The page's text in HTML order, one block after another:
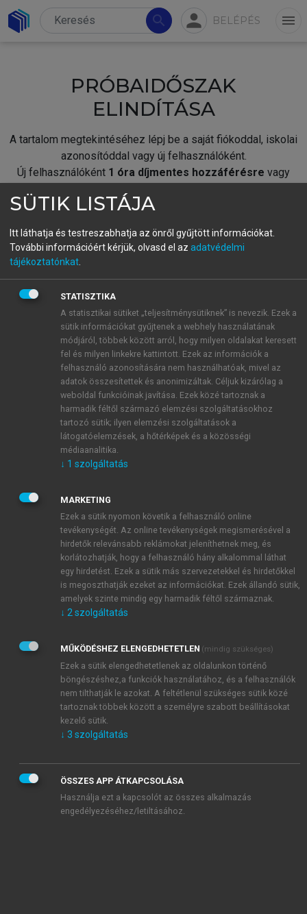
search person BELÉPÉS menu
PRÓBAIDŐSZAK
ELINDÍTÁSA
A tartalom megtekintéséhez lépj be a saját fiókoddal, iskolai
azonosítóddal vagy új felhasználóként.
Új felhasználóként 1 óra díjmentes hozzáférésre vagy
fiókoddal,vagy hozz létre új fiókot.
A regisztráció után apróbaidőszakautomatikusan
BELÉPÉS SAJÁT FIÓKKAL
ÚJ FIÓK LÉTREHOZÁSA
1 óra díjmentes hozzáférés
E-MAIL-CÍM
JELSZÓ
JELSZÓ ÚJRA
Kérek értesítést a MeRSZ újdonságairól, akcióiról.
Kérek értesítést az Akadémiai Kiadó Zrt. újdonságairól,
Adatkezelési tájékoztatóbanfoglaltakat tudomásul
veszem és elfogadom.
Általános vásárlási feltételeket, valamint a szotar.netés a
mersz.huoldalak licencszerződéseiben foglaltakat
tudomásul veszem és elfogadom.
KIPRÓBÁLOM
SÜTIK LISTÁJA
Itt láthatja és testreszabhatja az önről gyűjtött információkat.
További információért kérjük, olvasd el az adatvédelmi
tájékoztatónkat
STATISZTIKA
A statisztikai sütiket „teljesítménysütiknek” is nevezik. Ezek a
sütik információkat gyűjtenek a webhely használatának
módjáról, többek között arról, hogy milyen oldalakat keresett
fel és milyen linkekre kattintott. Ezek az információk a
felhasználó azonosítására nem használhatóak, mivel az
adatok összesítettek és anonimizáltak. Céljuk kizárólag a
weboldal funkcióinak javítása. Ezek közé tartoznak a
harmadik féltől származó elemzési szolgáltatásokhoz
tartozó sütik; ilyen elemzési szolgáltatások a
látogatóelemzések, a hőtérképek és a közösségi
médiaanalitika.
↓ 1 szolgáltatás
MARKETING
Ezek a sütik nyomon követik a felhasználó online
tevékenységét. Az online tevékenységek megismerésével a
hirdetők relevánsabb reklámokat jeleníthetnek meg, és
korlátozhatják, hogy a felhasználó hány alkalommal láthat
egy hirdetést. Ezek a sütik más szervezetekkel és hirdetőkkel
is megoszthatják ezeket az információkat. Ezek állandó sütik,
amelyek szinte mindig egy harmadik féltől származnak.
↓ 2 szolgáltatás
MŰKÖDÉSHEZ ELENGEDHETETLEN (mindig szükséges)
Ezek a sütik elengedhetetlenek az oldalunkon történő
böngészéshez,a funkciók használatához, és a felhasználók
nem tilthatják le azokat. A feltétlenül szükséges sütik közé
tartoznak többek között a személyre szabott beállításokat
kezelő sütik.
↓ 3 szolgáltatás
ÖSSZES APP ÁTKAPCSOLÁSA
Használja ezt a kapcsolót az összes alkalmazás
engedélyezéséhez/letiltásához.